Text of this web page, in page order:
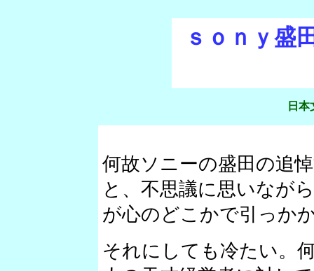
ｓｏｎｙ盛
日
何故ソニーの盛田の追
と、不思議に思いなが
が心のどこかで引っか
それにしても冷たい。